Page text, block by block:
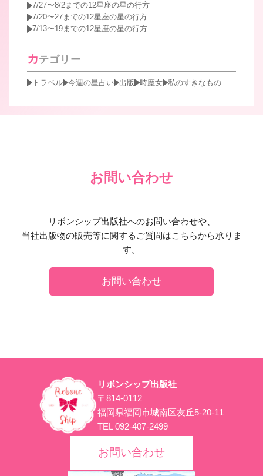
7/27〜8/2までの12星座の星の行方
7/20〜27までの12星座の星の行方
7/13〜19までの12星座の星の行方
カテゴリー
トラベル 今週の星占い 出版 時魔女 私のすきなもの
お問い合わせ
リボンシップ出版社へのお問い合わせや、
当社出版物の販売等に関するご質問はこちらから承りま
す。
お問い合わせ
リボンシップ出版社
〒814-0112
福岡県福岡市城南区友丘5-20-11
TEL 092-407-2499
お問い合わせ